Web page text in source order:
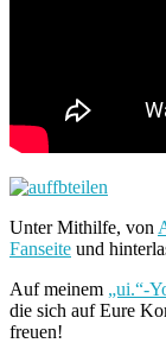
Unter Mithilfe, von
Fanseite und
Auf meinem „ui.“-
die sich auf Eure
freuen!